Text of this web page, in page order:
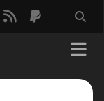
rss paypal